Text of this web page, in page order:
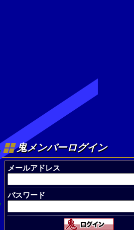
鬼メンバーログイン
メールアドレス
パスワード